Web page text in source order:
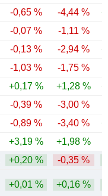
-0,65 % -4,44 %
-0,07 % -1,11 %
-0,13 % -2,94 %
-1,03 % -1,75 %
+0,17 % +1,28 %
-0,39 % -3,00 %
-0,89 % -3,40 %
+3,19 % +1,98 %
+0,20 % -0,35 %
+0,01 % +0,16 %